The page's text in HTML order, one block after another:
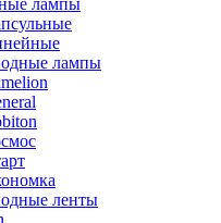
лампы
лампы
ленты